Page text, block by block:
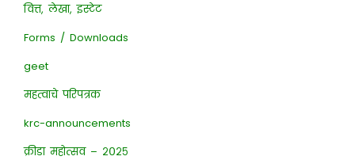
वित्त, लेखा, इस्टेट
Forms / Downloads
geet
महत्वाचे परिपत्रक
krc-announcements
क्रीडा महोत्सव – २०२५